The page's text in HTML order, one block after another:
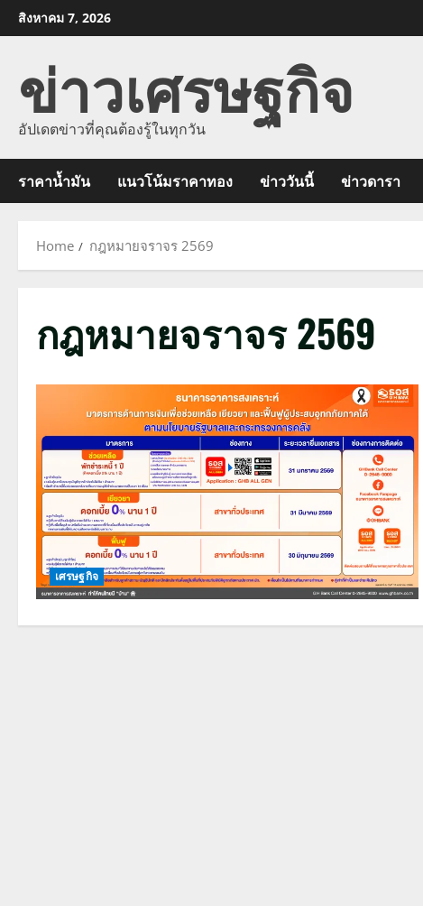
Skip
to
สิงหาคม 7, 2026
ข่าวเศรษฐกิจ
อัปเดตข่าวที่คุณต้องรู้ในทุกวัน
ราคาน้ำมัน แนวโน้มราคาทอง ข่าววันนี้ ข่าวดารา
Home กฎหมายจราจร 2569
กฎหมายจราจร 2569
เศรษฐกิจ